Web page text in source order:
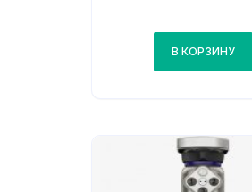
В КОРЗИНУ